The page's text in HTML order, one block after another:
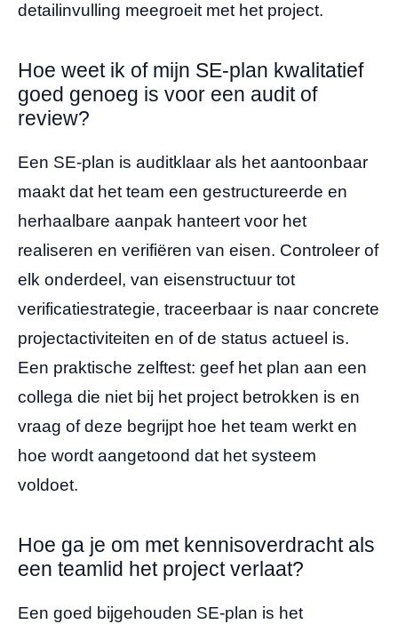
detailinvulling meegroeit met het project.
Hoe weet ik of mijn SE-plan kwalitatief
goed genoeg is voor een audit of
review?
Een SE-plan is auditklaar als het aantoonbaar
maakt dat het team een gestructureerde en
herhaalbare aanpak hanteert voor het
realiseren en verifiëren van eisen. Controleer of
elk onderdeel, van eisenstructuur tot
verificatiestrategie, traceerbaar is naar concrete
projectactiviteiten en of de status actueel is.
Een praktische zelftest: geef het plan aan een
collega die niet bij het project betrokken is en
vraag of deze begrijpt hoe het team werkt en
hoe wordt aangetoond dat het systeem
voldoet.
Hoe ga je om met kennisoverdracht als
een teamlid het project verlaat?
Een goed bijgehouden SE-plan is het